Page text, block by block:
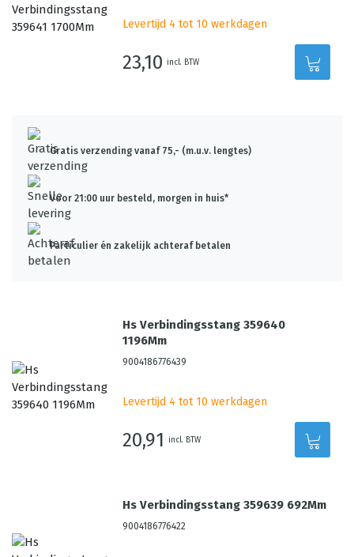
Levertijd 4 tot 10 werkdagen
23,10 incl. BTW
Gratis verzending vanaf 75,- (m.u.v. lengtes)
Voor 21:00 uur besteld, morgen in huis*
Particulier én zakelijk achteraf betalen
Hs Verbindingsstang 359640
1196Mm
9004186776439
Levertijd 4 tot 10 werkdagen
20,91 incl. BTW
Hs Verbindingsstang 359639 692Mm
9004186776422